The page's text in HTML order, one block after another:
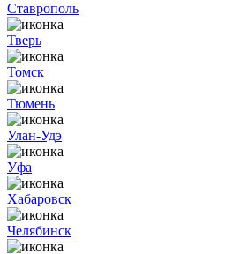
Ставрополь
Тверь
Томск
Тюмень
Улан-Удэ
Уфа
Хабаровск
Челябинск